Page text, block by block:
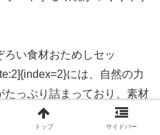
い食材おためしセッ
には、自然の力
たっぷり詰まっており、素材
料理が手軽に作れるのが魅
トップ サイドバー